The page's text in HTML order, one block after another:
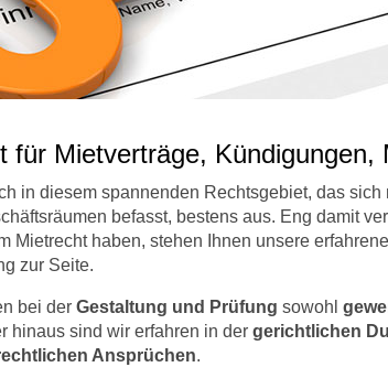
für Mietverträge, Kündigungen,
in diesem spannenden Rechtsgebiet, das sich
befasst, bestens aus. Eng damit
Mietrecht haben, stehen Ihnen unsere
zur Seite.
bei der Gestaltung und Prüfung sowohl
hinaus sind wir erfahren in der gerichtlichen
Ansprüchen.